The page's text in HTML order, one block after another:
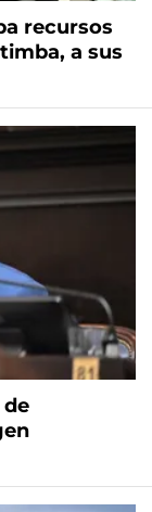
recursos
a sus